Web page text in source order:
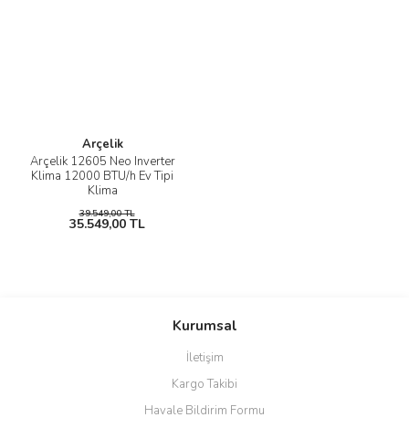
Arçelik
Arçelik 12605 Neo Inverter
Klima 12000 BTU/h Ev Tipi
Klima
39.549,00 TL
35.549,00 TL
Kurumsal
İletişim
Kargo Takibi
Havale Bildirim Formu